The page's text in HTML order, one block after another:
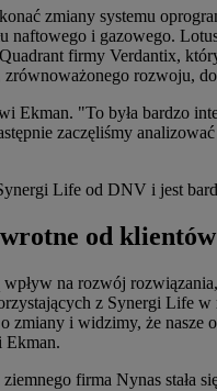
zmiany systemu
naftowego i gazowego.
firmy Verdantix,
rozwoju,
Ekman. "To była bardzo
zaczęliśmy
Life od DNV i jest
od klientów
na rozwój
z Synergi Life
zmiany i widzimy, że
Ekman.
firma Nynas